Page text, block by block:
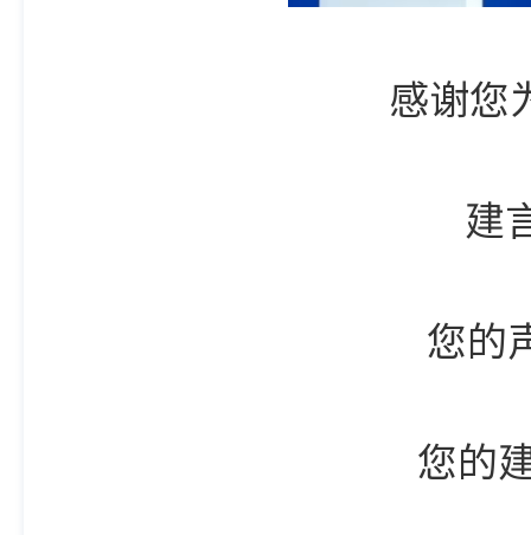
感谢您为辽宁营
建言献
您的声音，
您的建议，